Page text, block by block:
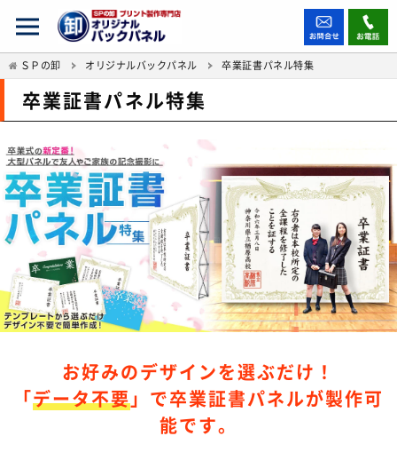
ＳＰの卸 オリジナルバックパネル 卒業証書パネル特集
卒業証書パネル特集
お好みのデザインを選ぶだけ！
「データ不要」で卒業証書パネルが製作可
能です。